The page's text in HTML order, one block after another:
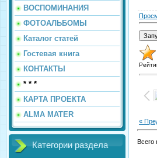
ВОСПОМИНАНИЯ
ФОТОАЛЬБОМЫ
Каталог статей
Гостевая книга
КОНТАКТЫ
* * *
КАРТА ПРОЕКТА
ALMA MATER
Категории раздела
«
Всего